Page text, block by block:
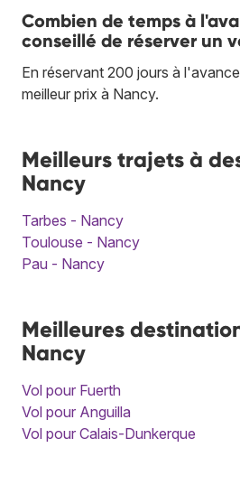
Combien de temps à
conseillé de réserver un
En réservant 200 jours à
meilleur prix à Nancy.
Meilleurs trajets à
Nancy
Tarbes - Nancy
Toulouse - Nancy
Pau - Nancy
Meilleures
Nancy
Vol pour Fuerth
Vol pour Anguilla
Vol pour Calais-Dunkerque